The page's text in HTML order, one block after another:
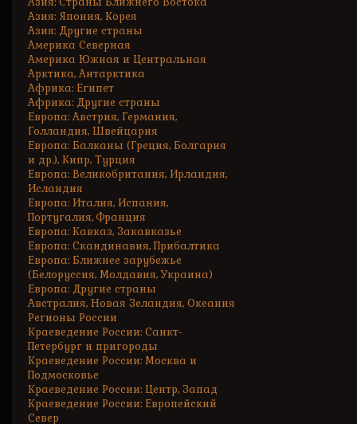
Азия: Япония, Корея
Азия: Другие страны
Америка Северная
Америка Южная и Центральная
Арктика, Антарктика
Африка: Египет
Африка: Другие страны
Европа: Австрия, Германия,
Голландия, Швейцария
Европа: Балканы (Греция, Болгария
и др.), Кипр, Турция
Европа: Великобритания, Ирландия,
Исландия
Европа: Италия, Испания,
Португалия, Франция
Европа: Кавказ, Закавказье
Европа: Скандинавия, Прибалтика
Европа: Ближнее зарубежье
(Белоруссия, Молдавия, Украина)
Европа: Другие страны
Австралия, Новая Зеландия, Океания
Регионы России
Краеведение России: Санкт-
Петербург и пригороды
Краеведение России: Москва и
Подмосковье
Краеведение России: Центр, Запад
Краеведение России: Европейский
Север